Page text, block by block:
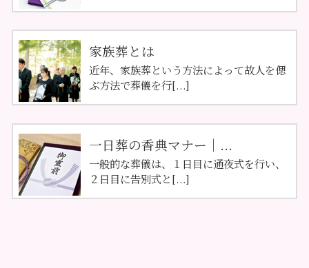
家族葬とは
近年、家族葬という方法によって故人を偲
ぶ方法で葬儀を行[...]
一日葬の香典マナー｜...
一般的な葬儀は、１日目に通夜式を行い、
２日目に告別式と[...]